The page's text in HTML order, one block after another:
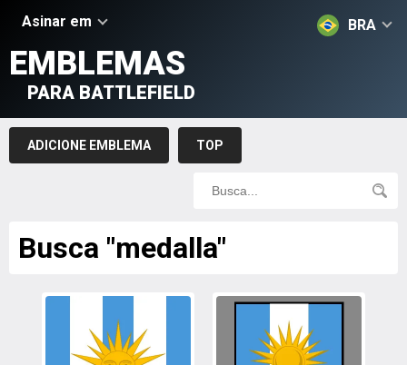
Asinar em BRA
EMBLEMAS
PARA BATTLEFIELD
ADICIONE EMBLEMA TOP
Busca "medalla"